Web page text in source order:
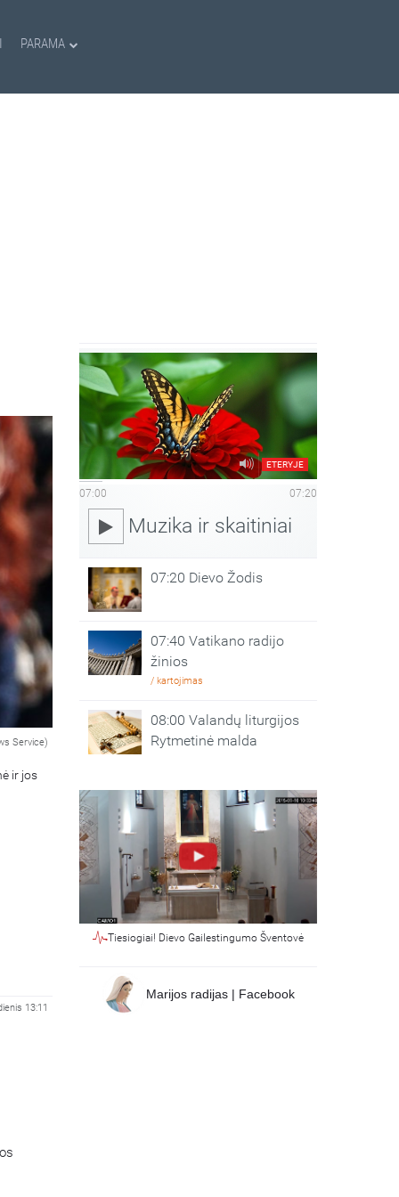
PARAMA
Service)
ir jos
13:11
ETERYJE
07:00 07:20
Muzika ir skaitiniai
07:20 Dievo Žodis
07:40 Vatikano radijo
žinios
/ kartojimas
08:00 Valandų liturgijos
Rytmetinė malda
Tiesiogiai! Dievo Gailestingumo Šventovė
Marijos radijas | Facebook